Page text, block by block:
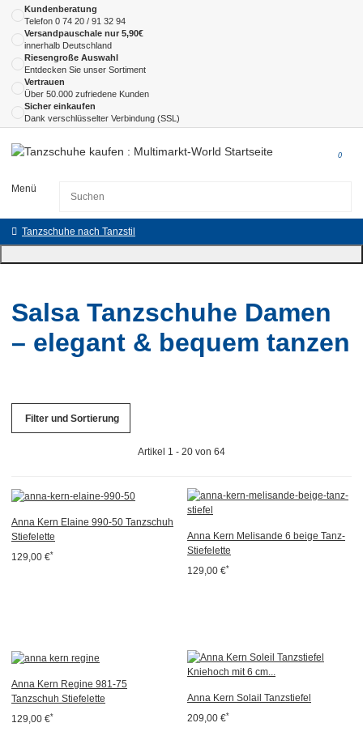
Kundenberatung
Telefon 0 74 20 / 91 32 94
Versandpauschale nur 5,90€
innerhalb Deutschland
Riesengroße Auswahl
Entdecken Sie unser Sortiment
Vertrauen
Über 50.000 zufriedene Kunden
Sicher einkaufen
Dank verschlüsselter Verbindung (SSL)
Menü
0
Tanzschuhe nach Tanzstil
Salsa Tanzschuhe Damen
– elegant & bequem tanzen
Filter und Sortierung
Artikel 1 - 20 von 64
Anna Kern Elaine 990-50 Tanzschuh
Stiefelette
129,00 €*
Anna Kern Melisande 6 beige Tanz-
Stiefelette
129,00 €*
Anna Kern Regine 981-75
Tanzschuh Stiefelette
129,00 €*
Anna Kern Solail Tanzstiefel
209,00 €*